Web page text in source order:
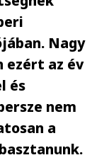
Nagy
ezért az év
és
nem
a